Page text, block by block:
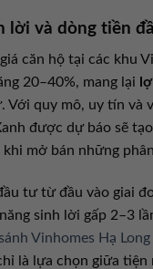
lời và dòng tiền
căn hộ tại các khu
20–40%, mang lại
Với quy mô, uy tín và
được dự báo sẽ
mở bán những
tư từ đầu vào giai
sinh lời gấp 2–3
Vinhomes Hạ
là lựa chọn giữa tiện